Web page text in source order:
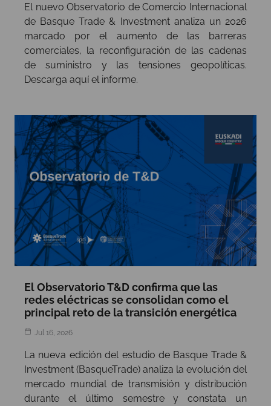
El nuevo Observatorio de Comercio Internacional
de Basque Trade & Investment analiza un 2026
marcado por el aumento de las barreras
comerciales, la reconfiguración de las cadenas
de suministro y las tensiones geopolíticas.
Descarga aquí el informe.
El Observatorio T&D confirma que las
redes eléctricas se consolidan como el
principal reto de la transición energética
Jul 16, 2026
La nueva edición del estudio de Basque Trade &
Investment (BasqueTrade) analiza la evolución del
mercado mundial de transmisión y distribución
durante el último semestre y constata un